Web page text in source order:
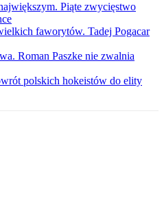
Piąte zwycięstwo
faworytów. Tadej Pogacar
Roman Paszke nie zwalnia
polskich hokeistów do elity